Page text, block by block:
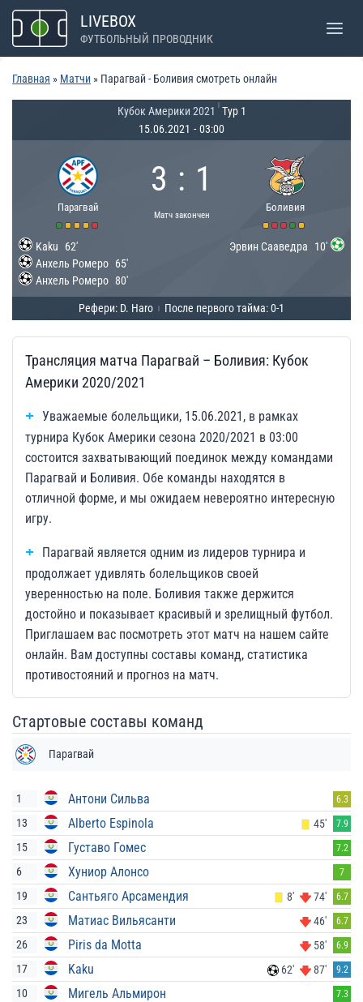
Перейти
содержимому
LIVEBOX
ФУТБОЛЬНЫЙ ПРОВОДНИК
Главная » Матчи » Парагвай - Боливия смотреть онлайн
Кубок Америки 2021
Тур 1
15.06.2021 - 03:00
Парагвай
3 : 1
Матч закончен
Боливия
Kaku
62'
Анхель Ромеро 65'
Анхель Ромеро 80'
Эрвин Сааведра 10'
Рефери: D. Haro После первого тайма: 0-1
Трансляция матча Парагвай – Боливия: Кубок
Америки 2020/2021
Уважаемые болельщики, 15.06.2021, в рамках
турнира Кубок Америки сезона 2020/2021 в 03:00
состоится захватывающий поединок между командами
Парагвай и Боливия. Обе команды находятся в
отличной форме, и мы ожидаем невероятно интересную
игру.
Парагвай является одним из лидеров турнира и
продолжает удивлять болельщиков своей
уверенностью на поле. Боливия также держится
достойно и показывает красивый и зрелищный футбол.
Приглашаем вас посмотреть этот матч на нашем сайте
онлайн. Вам доступны составы команд, статистика
противостояний и прогноз на матч.
Стартовые составы команд
Парагвай
1 Антони Сильва 6.3
13 Alberto Espinola 45' 7.9
15 Густаво Гомес 7.2
6 Хуниор Алонсо 7
19 Сантьяго Арсамендия 8' 74' 6.7
23 Матиас Вильясанти 46' 6.7
26 Piris da Motta 58' 6.9
17 Kaku 62' 87' 9.2
10 Мигель Альмирон 7.3